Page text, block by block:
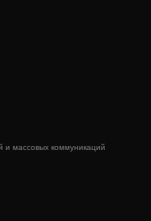
массовых коммуникаций